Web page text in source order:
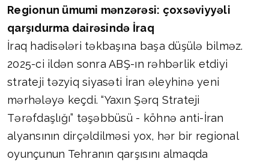
Regionun ümumi mənzərəsi: çoxsəviyyəli
qarşıdurma dairəsində İraq
İraq hadisələri təkbaşına başa düşülə bilməz.
2025-ci ildən sonra ABŞ-ın rəhbərlik etdiyi
strateji təzyiq siyasəti İran əleyhinə yeni
mərhələyə keçdi. “Yaxın Şərq Strateji
Tərəfdaşlığı” təşəbbüsü - köhnə anti-İran
alyansının dirçəldilməsi yox, hər bir regional
oyunçunun Tehranın qarşısını almaqda